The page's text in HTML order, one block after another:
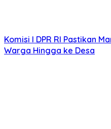
Komisi I DPR RI Pastikan
Warga Hingga ke Desa